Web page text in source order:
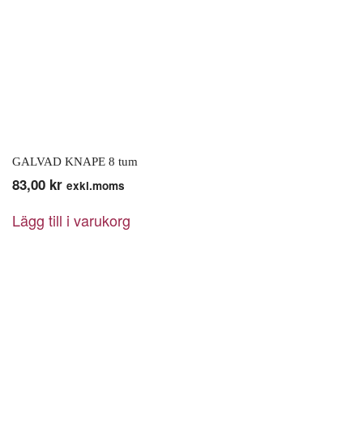
GALVAD KNAPE 8 tum
83,00 kr exkl.moms
Lägg till i varukorg